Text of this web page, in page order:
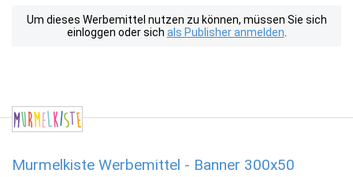
Um dieses Werbemittel nutzen zu können, müssen Sie sich
einloggen oder sich als Publisher anmelden
Murmelkiste Werbemittel - Banner 300x50